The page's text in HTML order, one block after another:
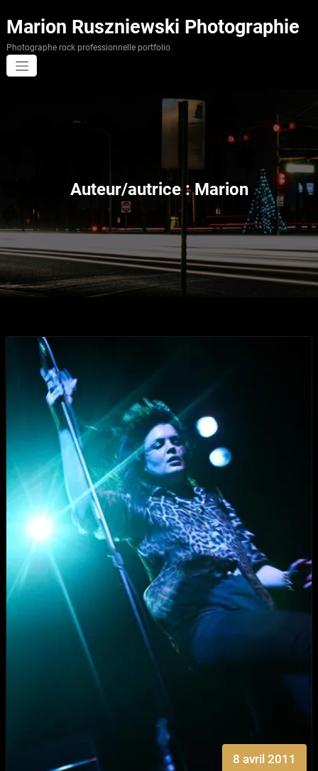
au
contenu
Marion Ruszniewski Photographie
Photographe rock professionnelle portfolio
Auteur/autrice :Marion
8 avril 2011